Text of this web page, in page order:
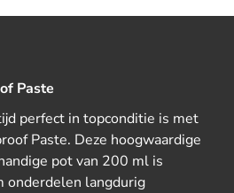
Paste
perfect in topconditie is met
Paste. Deze hoogwaardige
pot van 200 ml is
onderdelen langdurig